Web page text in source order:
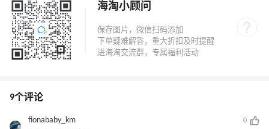
海淘小顾问
9个评论
fionababy_km
0